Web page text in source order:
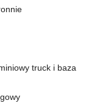
truck i baza